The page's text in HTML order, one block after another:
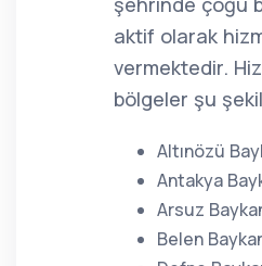
aktif olarak
vermektedir.
bölgeler şu
Altınözü
Antakya
Arsuz
Belen